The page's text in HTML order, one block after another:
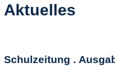
Aktuelles
Schulzeitung .